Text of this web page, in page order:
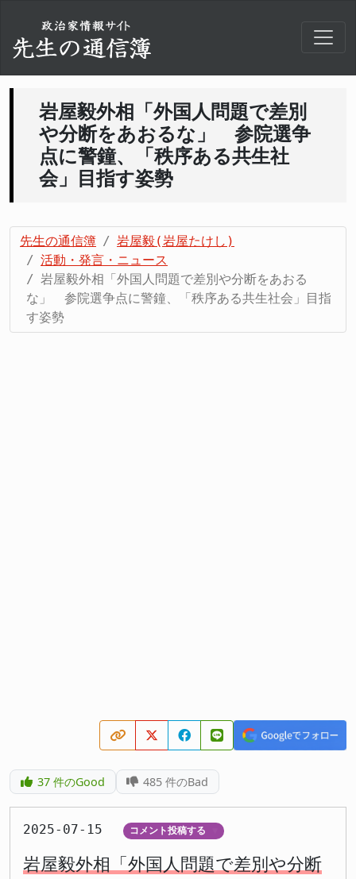
岩屋毅外相「外国人問題で差別
や分断をあおるな」 参院選争
点に警鐘、「秩序ある共生社
会」目指す姿勢
先生の通信簿
岩屋毅(岩屋たけし)
活動・発言・ニュース
岩屋毅外相「外国人問題で差別や分断をあおる
な」 参院選争点に警鐘、「秩序ある共生社会」目指
す姿勢
37件のGood 485 件のBad
2025-07-15 コメント投稿する
岩屋毅外相「外国人問題で差別や分断